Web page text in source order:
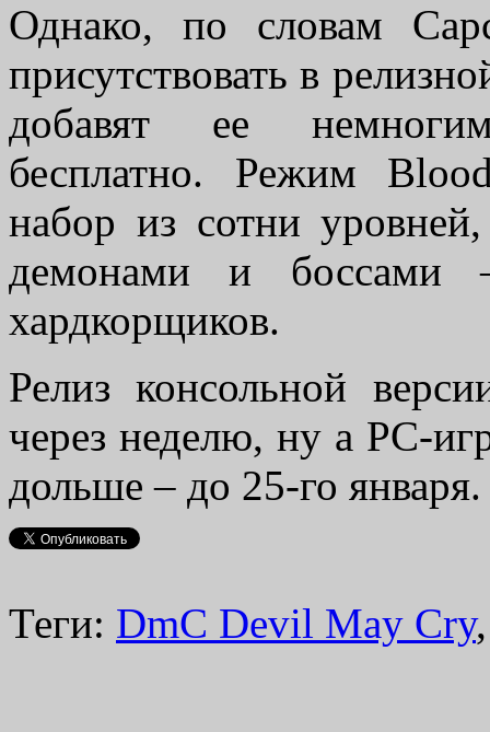
Однако, по словам
присутствовать в
добавят ее
бесплатно. Режим
набор из сотни
демонами и боссами
хардкорщиков.
Релиз консольной
через неделю, ну а PC-
дольше – до 25-го января.
Теги: DmC Devil May Cry